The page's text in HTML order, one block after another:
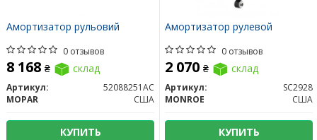
Амортизатор рульовий
0 отзывов
8 168 ₴ склад
Артикул:
52088251AC
MOPAR
США
КУПИТЬ
Амортизатор рулевой
0 отзывов
2 070 ₴ склад
Артикул:
SC2928
MONROE
США
КУПИТЬ